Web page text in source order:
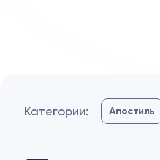
Категории: Апостиль